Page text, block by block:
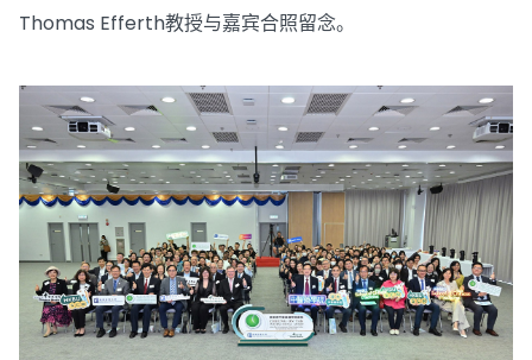
Thomas Efferth教授与嘉宾合照留念。